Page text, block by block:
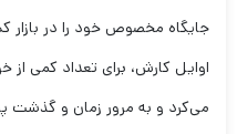
جایگاه مخصوص خود را در
اوایل کارش، برای تعداد کمی
می‌کرد و به مرور زمان و گذشت